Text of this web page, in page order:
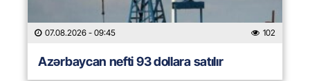
07.08.2026 - 09:45 102
Azərbaycan nefti 93 dollara satılır